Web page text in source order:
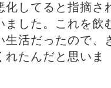
化してると指摘さ
ました。これを飲
生活だったので、
れたんだと思いま